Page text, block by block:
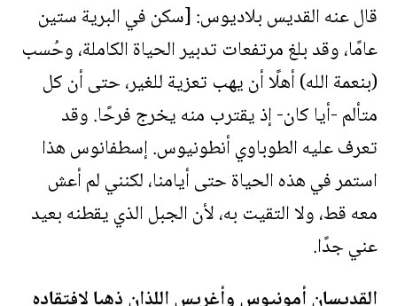
قال عنه القديس بلاديوس: [سكن في البرية ستين
عامًا، وقد بلغ مرتفعات تدبير الحياة الكاملة، وحُسب
(بنعمة الله) أهلًا أن يهب تعزية للغير، حتى أن كل
متألم -أيا كان- إذ يقترب منه يخرج فرحًا. وقد
تعرف عليه الطوباوي أنطونيوس. إسطفانوس هذا
استمر في هذه الحياة حتى أيامنا، لكنني لم أعش
معه قط، ولا التقيت به، لأن الجبل الذي يقطنه بعيد
عني جدًا.